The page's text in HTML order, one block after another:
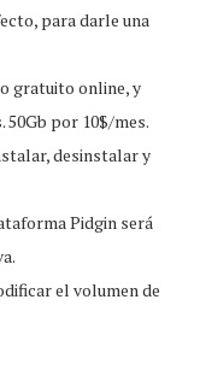
para darle una
gratuito online, y
por 10$/mes.
desinstalar y
Pidgin será
el volumen de